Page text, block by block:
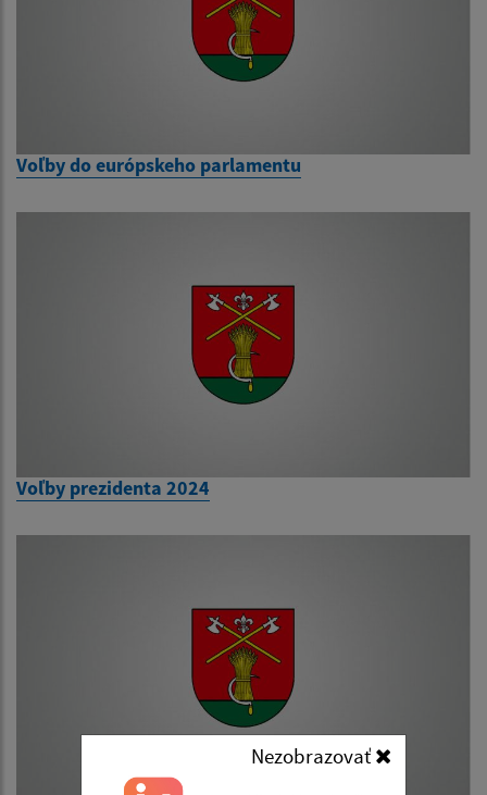
Nezobrazovať
Voľby do európskeho parlamentu
Voľby prezidenta 2024